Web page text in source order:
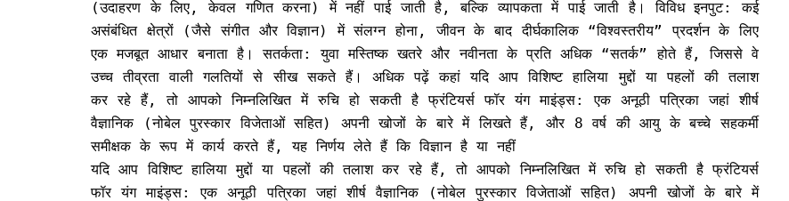
(उदाहरण के लिए, केवल गणित करना) में नहीं पाई जाती है, बल्कि व्यापकता में पाई जाती है। विविध इनपुट: कई
असंबंधित क्षेत्रों (जैसे संगीत और विज्ञान) में संलग्न होना, जीवन के बाद दीर्घकालिक “विश्वस्तरीय” प्रदर्शन के लिए
एक मजबूत आधार बनाता है। सतर्कता: युवा मस्तिष्क खतरे और नवीनता के प्रति अधिक “सतर्क” होते हैं, जिससे वे
उच्च तीव्रता वाली गलतियों से सीख सकते हैं। अधिक पढ़ें कहां यदि आप विशिष्ट हालिया मुद्दों या पहलों की तलाश
कर रहे हैं, तो आपको निम्नलिखित में रुचि हो सकती है फ्रंटियर्स फॉर यंग माइंड्स: एक अनूठी पत्रिका जहां शीर्ष
वैज्ञानिक (नोबेल पुरस्कार विजेताओं सहित) अपनी खोजों के बारे में लिखते हैं, और 8 वर्ष की आयु के बच्चे सहकर्मी
समीक्षक के रूप में कार्य करते हैं, यह निर्णय लेते हैं कि विज्ञान है या नहीं
यदि आप विशिष्ट हालिया मुद्दों या पहलों की तलाश कर रहे हैं, तो आपको निम्नलिखित में रुचि हो सकती है फ्रंटियर्स
फॉर यंग माइंड्स: एक अनूठी पत्रिका जहां शीर्ष वैज्ञानिक (नोबेल पुरस्कार विजेताओं सहित) अपनी खोजों के बारे में